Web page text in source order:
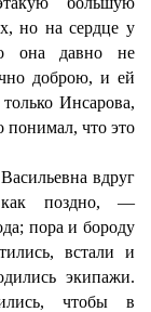
но на сердце у
она давно не
доброю, и ей
Инсарова,
понимал, что это
вдруг
поздно, —
пора и бороду
встали и
экипажи.
чтобы в